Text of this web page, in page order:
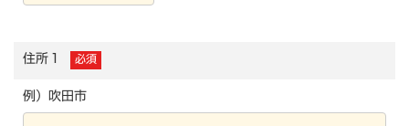
住所１ 必須
例）吹田市